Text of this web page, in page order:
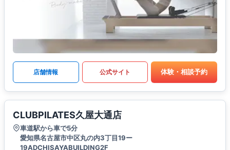
店舗情報 公式サイト 体験・相談予約
CLUBPILATES久屋大通店
車道駅から車で5分
愛知県名古屋市中区丸の内3丁目19ー
19ADCHISAYABUILDING2F